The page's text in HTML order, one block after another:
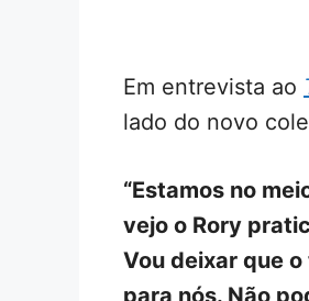
Em entrevista ao
lado do novo
“Estamos no
vejo o Rory
Vou deixar que
para nós. Não